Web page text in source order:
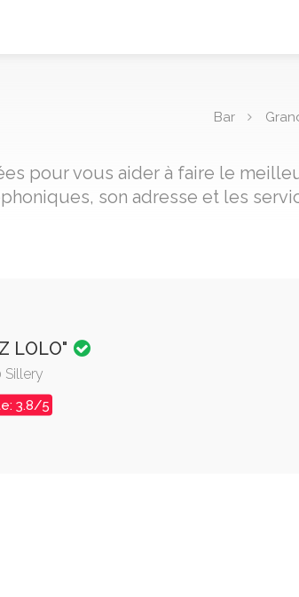
Bar
pour vous aider à faire le
son adresse et les
LOLO"
Sillery
3.8/5